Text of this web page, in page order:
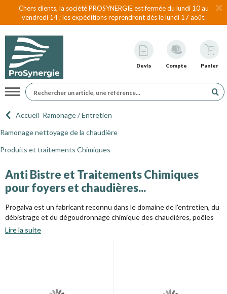
Chers clients, la société PROSYNERGIE est fermée du lundi 10 au
vendredi 14 ; les expéditions reprendront dès le lundi 17 août.
Devis Compte Panier
Navigation
Accueil Ramonage / Entretien
Ramonage nettoyage de la chaudière
Produits et traitements Chimiques
Anti Bistre et Traitements Chimiques
pour foyers et chaudières...
Progalva est un fabricant reconnu dans le domaine de l'entretien, du
débistrage et du dégoudronnage chimique des chaudières, poêles
et foyers pour tous types de combustibles (Bois, Granulés, Fioul,
Lire la suite